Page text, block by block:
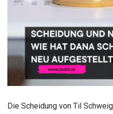
Die Scheidung von Til